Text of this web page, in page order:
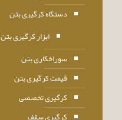
دستگاه کرگیری بتن
ابزار کرگیری بتن
سوراخکاری بتن
قیمت کرگیری بتن
کرگیری تخصصی
کرگیری سقف